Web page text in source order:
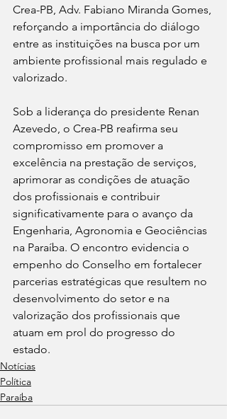
Crea-PB, Adv. Fabiano Miranda Gomes,
reforçando a importância do diálogo
entre as instituições na busca por um
ambiente profissional mais regulado e
valorizado.
Sob a liderança do presidente Renan
Azevedo, o Crea-PB reafirma seu
compromisso em promover a
excelência na prestação de serviços,
aprimorar as condições de atuação
dos profissionais e contribuir
significativamente para o avanço da
Engenharia, Agronomia e Geociências
na Paraíba. O encontro evidencia o
empenho do Conselho em fortalecer
parcerias estratégicas que resultem no
desenvolvimento do setor e na
valorização dos profissionais que
atuam em prol do progresso do
estado.
Notícias
Política
Paraíba